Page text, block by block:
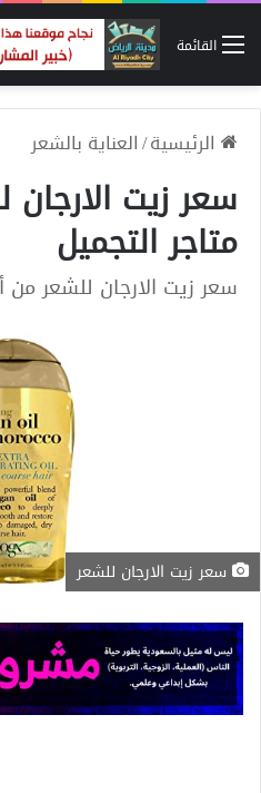
القائمة
الرئيسية/العناية بالشعر
سعر زيت
متاجر التجميل
سعر زيت الارجان للشعر من
سعر زيت الارجان للشعر